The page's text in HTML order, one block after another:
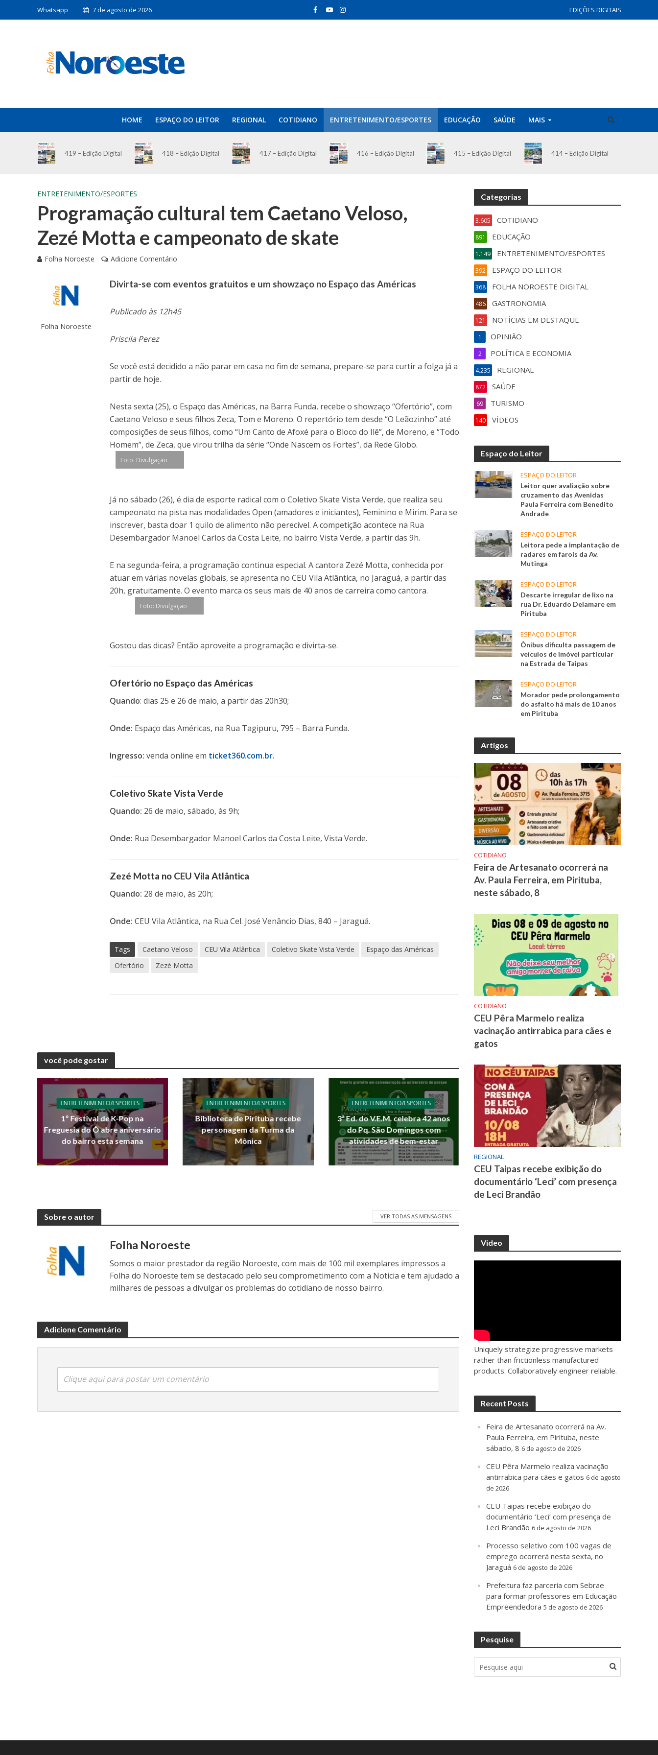
Whatsapp 7 de agosto de 2026 EDIÇÕES DIGITAIS
HOME ESPAÇO DO LEITOR REGIONAL COTIDIANO ENTRETENIMENTO/ESPORTES EDUCAÇÃO SAÚDE MAIS
419 – Edição Digital 418 – Edição Digital 417 – Edição Digital 416 – Edição Digital 415 – Edição Digital 414 – Edição Digital
ENTRETENIMENTO/ESPORTES
Programação cultural tem Caetano Veloso,
Zezé Motta e campeonato de skate
Folha Noroeste Adicione Comentário
Folha Noroeste
Divirta-se com eventos gratuitos e um showzaço no Espaço das Américas
Publicado às 12h45
Priscila Perez
Se você está decidido a não parar em casa no fim de semana, prepare-se para curtir a folga já a
partir de hoje.
Nesta sexta (25), o Espaço das Américas, na Barra Funda, recebe o showzaço “Ofertório”, com
Caetano Veloso e seus filhos Zeca, Tom e Moreno. O repertório tem desde “O Leãozinho” até
composições de seus filhos, como “Um Canto de Afoxé para o Bloco do Ilê”, de Moreno, e “Todo
Homem”, de Zeca, que virou trilha da série “Onde Nascem os Fortes”, da Rede Globo.
Foto: Divulgação
Já no sábado (26), é dia de esporte radical com o Coletivo Skate Vista Verde, que realiza seu
campeonato na pista nas modalidades Open (amadores e iniciantes), Feminino e Mirim. Para se
inscrever, basta doar 1 quilo de alimento não perecível. A competição acontece na Rua
Desembargador Manoel Carlos da Costa Leite, no bairro Vista Verde, a partir das 9h.
E na segunda-feira, a programação continua especial. A cantora Zezé Motta, conhecida por
atuar em várias novelas globais, se apresenta no CEU Vila Atlântica, no Jaraguá, a partir das
20h, gratuitamente. O evento marca os seus mais de 40 anos de carreira como cantora.
Foto: Divulgação
Gostou das dicas? Então aproveite a programação e divirta-se.
Ofertório no Espaço das Américas
Quando: dias 25 e 26 de maio, a partir das 20h30;
Onde: Espaço das Américas, na Rua Tagipuru, 795 – Barra Funda.
Ingresso: venda online em ticket360.com.br.
Coletivo Skate Vista Verde
Quando: 26 de maio, sábado, às 9h;
Onde: Rua Desembargador Manoel Carlos da Costa Leite, Vista Verde.
Zezé Motta no CEU Vila Atlântica
Quando: 28 de maio, às 20h;
Onde: CEU Vila Atlântica, na Rua Cel. José Venâncio Dias, 840 – Jaraguá.
Tags Caetano Veloso CEU Vila Atlântica Coletivo Skate Vista Verde
Espaço das Américas
Ofertório
Zezé Motta
você pode gostar
ENTRETENIMENTO/ESPORTES
1º Festival de K-Pop na
Freguesia do Ó abre aniversário
do bairro esta semana
ENTRETENIMENTO/ESPORTES
Biblioteca de Pirituba recebe
personagem da Turma da
Mônica
ENTRETENIMENTO/ESPORTES
3ª Ed. do V.E.M. celebra 42 anos
do Pq. São Domingos com
atividades de bem-estar
Sobre o autor VER TODAS AS MENSAGENS
Folha Noroeste
Somos o maior prestador da região Noroeste, com mais de 100 mil exemplares impressos a
Folha do Noroeste tem se destacado pelo seu comprometimento com a Noticia e tem ajudado a
milhares de pessoas a divulgar os problemas do cotidiano de nosso bairro.
Adicione Comentário
Clique aqui para postar um comentário
Categorias
COTIDIANO
3.605
EDUCAÇÃO
891
ENTRETENIMENTO/ESPORTES
1.149
ESPAÇO DO LEITOR
392
FOLHA NOROESTE DIGITAL
368
GASTRONOMIA
486
NOTÍCIAS EM DESTAQUE
121
OPINIÃO
1
POLÍTICA E ECONOMIA
2
REGIONAL
4.235
SAÚDE
872
TURISMO
69
VÍDEOS
140
Espaço do Leitor
ESPAÇO DO LEITOR
Leitor quer avaliação sobre
cruzamento das Avenidas
Paula Ferreira com Benedito
Andrade
ESPAÇO DO LEITOR
Leitora pede a implantação de
radares em farois da Av.
Mutinga
ESPAÇO DO LEITOR
Descarte irregular de lixo na
rua Dr. Eduardo Delamare em
Pirituba
ESPAÇO DO LEITOR
Ônibus dificulta passagem de
veículos de imóvel particular
na Estrada de Taipas
ESPAÇO DO LEITOR
Morador pede prolongamento
do asfalto há mais de 10 anos
em Pirituba
Artigos
COTIDIANO
Feira de Artesanato ocorrerá na
Av. Paula Ferreira, em Pirituba,
neste sábado, 8
COTIDIANO
CEU Pêra Marmelo realiza
vacinação antirrabica para cães e
gatos
REGIONAL
CEU Taipas recebe exibição do
documentário ‘Leci’ com presença
de Leci Brandão
Video
Uniquely strategize progressive markets
rather than frictionless manufactured
products. Collaboratively engineer reliable.
Recent Posts
Feira de Artesanato ocorrerá na Av.
Paula Ferreira, em Pirituba, neste
sábado, 8 6 de agosto de 2026
CEU Pêra Marmelo realiza vacinação
antirrabica para cães e gatos 6 de agosto
de 2026
CEU Taipas recebe exibição do
documentário ‘Leci’ com presença de
Leci Brandão 6 de agosto de 2026
Processo seletivo com 100 vagas de
emprego ocorrerá nesta sexta, no
Jaraguá 6 de agosto de 2026
Prefeitura faz parceria com Sebrae
para formar professores em Educação
Empreendedora 5 de agosto de 2026
Pesquise